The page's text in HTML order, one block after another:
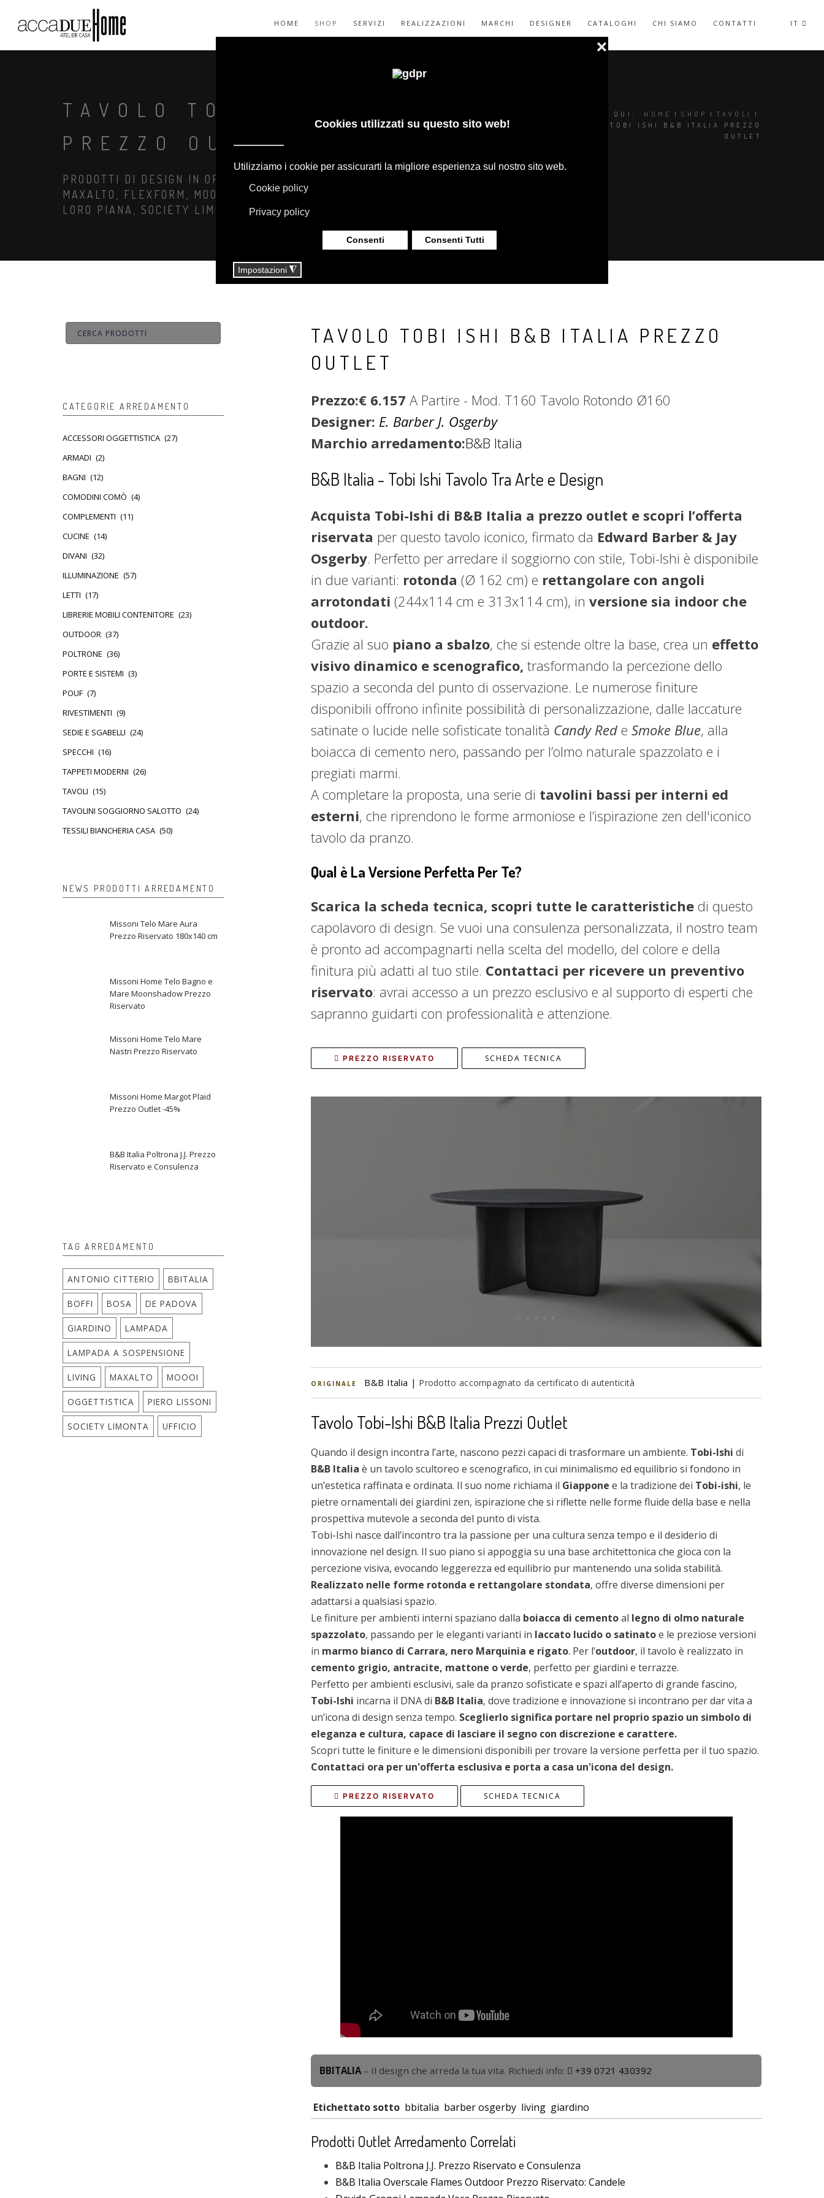
IT
HOME SHOP SERVIZI REALIZZAZIONI MARCHI DESIGNER CATALOGHI CHI SIAMO CONTATTI
TAVOLO TOBI ISHI B&B ITALIA
PREZZO OUTLET
PRODOTTI DI DESIGN IN OFFERTA: AGAPE, BOFFI, B&B ITALIA, DE PADOVA,
MAXALTO, FLEXFORM, MOOOI. BIANCHERIA, TAPPETI E TESSUTI MISSONI,
LORO PIANA, SOCIETY LIMONTA. ILLUMINAZIONE DAVIDE GROPPI OLUCE.
SEI QUI: HOME | SHOP | TAVOLI
|
TAVOLO TOBI ISHI B&B ITALIA PREZZO
OUTLET
TAVOLO TOBI ISHI B&B ITALIA PREZZO
OUTLET
Prezzo:€ 6.157 A Partire - Mod. T160 Tavolo Rotondo Ø160
Designer: E. Barber J. Osgerby
Marchio arredamento:B&B Italia
B&B Italia - Tobi Ishi Tavolo Tra Arte e Design
Acquista Tobi-Ishi di B&B Italia a prezzo outlet e scopri l’offerta
riservata per questo tavolo iconico, firmato da Edward Barber & Jay
Osgerby. Perfetto per arredare il soggiorno con stile, Tobi-Ishi è disponibile
in due varianti: rotonda (Ø 162 cm) e rettangolare con angoli
arrotondati (244x114 cm e 313x114 cm), in versione sia indoor che
outdoor.
Grazie al suo piano a sbalzo, che si estende oltre la base, crea un effetto
visivo dinamico e scenografico, trasformando la percezione dello
spazio a seconda del punto di osservazione. Le numerose finiture
disponibili offrono infinite possibilità di personalizzazione, dalle laccature
satinate o lucide nelle sofisticate tonalità Candy Red e Smoke Blue, alla
boiacca di cemento nero, passando per l’olmo naturale spazzolato e i
pregiati marmi.
A completare la proposta, una serie di tavolini bassi per interni ed
esterni, che riprendono le forme armoniose e l’ispirazione zen dell'iconico
tavolo da pranzo.
Qual è La Versione Perfetta Per Te?
Scarica la scheda tecnica, scopri tutte le caratteristiche di questo
capolavoro di design. Se vuoi una consulenza personalizzata, il nostro team
è pronto ad accompagnarti nella scelta del modello, del colore e della
finitura più adatti al tuo stile. Contattaci per ricevere un preventivo
riservato: avrai accesso a un prezzo esclusivo e al supporto di esperti che
sapranno guidarti con professionalità e attenzione.
PREZZO RISERVATO SCHEDA TECNICA
ORIGINALE B&B Italia | Prodotto accompagnato da certificato di autenticità
Tavolo Tobi-Ishi B&B Italia Prezzi Outlet
Quando il design incontra l’arte, nascono pezzi capaci di trasformare un ambiente. Tobi-Ishi di
B&B Italia è un tavolo scultoreo e scenografico, in cui minimalismo ed equilibrio si fondono in
un’estetica raffinata e ordinata. Il suo nome richiama il Giappone e la tradizione dei Tobi-ishi, le
pietre ornamentali dei giardini zen, ispirazione che si riflette nelle forme fluide della base e nella
prospettiva mutevole a seconda del punto di vista.
Tobi-Ishi nasce dall’incontro tra la passione per una cultura senza tempo e il desiderio di
innovazione nel design. Il suo piano si appoggia su una base architettonica che gioca con la
percezione visiva, evocando leggerezza ed equilibrio pur mantenendo una solida stabilità.
Realizzato nelle forme rotonda e rettangolare stondata, offre diverse dimensioni per
adattarsi a qualsiasi spazio.
Le finiture per ambienti interni spaziano dalla boiacca di cementoal legno di olmo naturale
spazzolato, passando per le eleganti varianti in laccato lucido o satinatoe le preziose versioni
in marmo bianco di Carrara, nero Marquinia e rigato. Per l’outdoor, il tavolo è realizzato in
cemento grigio, antracite, mattone o verde, perfetto per giardini e terrazze.
Perfetto per ambienti esclusivi, sale da pranzo sofisticate e spazi all’aperto di grande fascino,
Tobi-Ishi incarna il DNA di B&B Italia, dove tradizione e innovazione si incontrano per dar vita a
un’icona di design senza tempo. Sceglierlo significa portare nel proprio spazio un simbolo di
eleganza e cultura, capace di lasciare il segno con discrezione e carattere.
Scopri tutte le finiture e le dimensioni disponibili per trovare la versione perfetta per il tuo spazio.
Contattaci ora per un'offerta esclusiva e porta a casa un'icona del design.
PREZZO RISERVATO SCHEDA TECNICA
BBITALIA – Il design che arreda la tua vita. Richiedi info: +39 0721 430392
Etichettato sotto bbitalia barber osgerby living giardino
Prodotti Outlet Arredamento Correlati
B&B Italia Poltrona J.J. Prezzo Riservato e Consulenza
B&B Italia Overscale Flames Outdoor Prezzo Riservato: Candele
CATEGORIE ARREDAMENTO
ACCESSORI OGGETTISTICA (27)
ARMADI (2)
BAGNI (12)
COMODINI COMÒ (4)
COMPLEMENTI (11)
CUCINE (14)
DIVANI (32)
ILLUMINAZIONE (57)
LETTI (17)
LIBRERIE MOBILI CONTENITORE (23)
OUTDOOR (37)
POLTRONE (36)
PORTE E SISTEMI (3)
POUF (7)
RIVESTIMENTI (9)
SEDIE E SGABELLI (24)
SPECCHI (16)
TAPPETI MODERNI (26)
TAVOLI (15)
TAVOLINI SOGGIORNO SALOTTO (24)
TESSILI BIANCHERIA CASA (50)
NEWS PRODOTTI ARREDAMENTO
Missoni Telo Mare Aura
Prezzo Riservato 180x140 cm
Missoni Home Telo Bagno e
Mare Moonshadow Prezzo
Riservato
Missoni Home Telo Mare
Nastri Prezzo Riservato
Missoni Home Margot Plaid
Prezzo Outlet -45%
B&B Italia Poltrona J.J. Prezzo
Riservato e Consulenza
TAG ARREDAMENTO
ANTONIO CITTERIO BBITALIA
BOFFI BOSA DE PADOVA
GIARDINO LAMPADA
LAMPADA A SOSPENSIONE
LIVING MAXALTO MOOOI
OGGETTISTICA PIERO LISSONI
SOCIETY LIMONTA UFFICIO